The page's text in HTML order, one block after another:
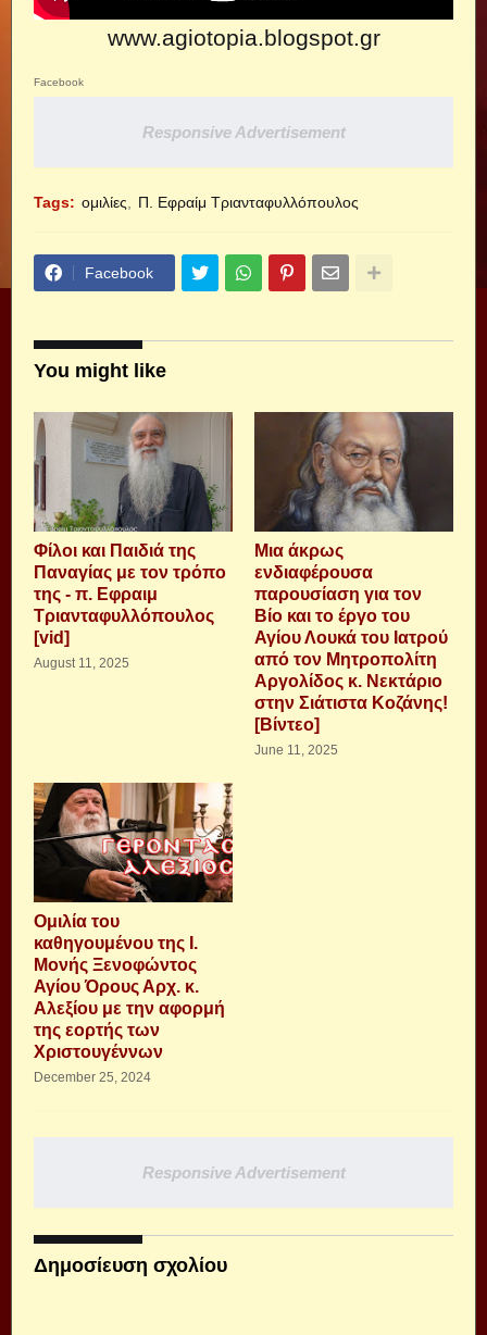
www.agiotopia.blogspot.gr
Facebook
Responsive Advertisement
Tags: ομιλίες Π. Εφραίμ Τριανταφυλλόπουλος
Facebook
You might like
Φίλοι και Παιδιά της
Παναγίας με τον τρόπο
της - π. Εφραιμ
Τριανταφυλλόπουλος
[vid]
August 11, 2025
Μια άκρως
ενδιαφέρουσα
παρουσίαση για τον
Βίο και το έργο του
Αγίου Λουκά του Ιατρού
από τον Μητροπολίτη
Αργολίδος κ. Νεκτάριο
στην Σιάτιστα Κοζάνης!
[Βίντεο]
June 11, 2025
Ομιλία του
καθηγουμένου της Ι.
Μονής Ξενοφώντος
Αγίου Όρους Αρχ. κ.
Αλεξίου με την αφορμή
της εορτής των
Χριστουγέννων
December 25, 2024
Responsive Advertisement
Δημοσίευση σχολίου